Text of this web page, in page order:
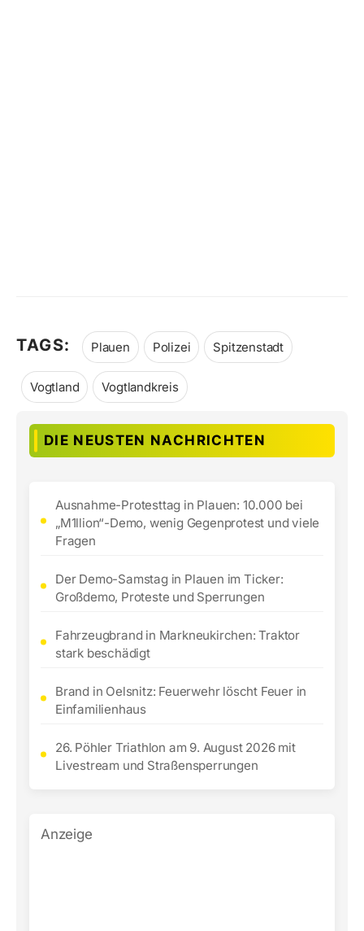
TAGS: Plauen Polizei Spitzenstadt
Vogtland Vogtlandkreis
DIE NEUSTEN NACHRICHTEN
Ausnahme-Protesttag in Plauen: 10.000 bei
„M1llion“-Demo, wenig Gegenprotest und viele
Fragen
Der Demo-Samstag in Plauen im Ticker:
Großdemo, Proteste und Sperrungen
Fahrzeugbrand in Markneukirchen: Traktor
stark beschädigt
Brand in Oelsnitz: Feuerwehr löscht Feuer in
Einfamilienhaus
26. Pöhler Triathlon am 9. August 2026 mit
Livestream und Straßensperrungen
Anzeige